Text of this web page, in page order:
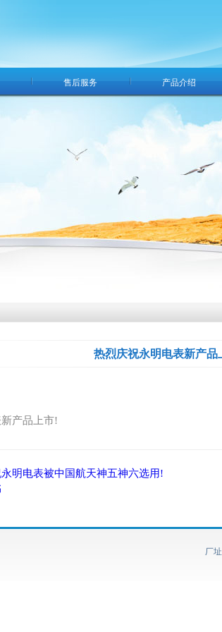
售后服务 产品介绍
热烈庆祝永明电表新产品
产品上市!
明电表被中国航天神五神六选用!
厂